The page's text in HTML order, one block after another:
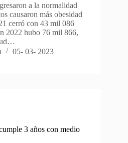
a la normalidad
causaron más obesidad
cerró con 43 mil 086
2022 hubo 76 mil 866,
05- 03- 2023
3 años con medio